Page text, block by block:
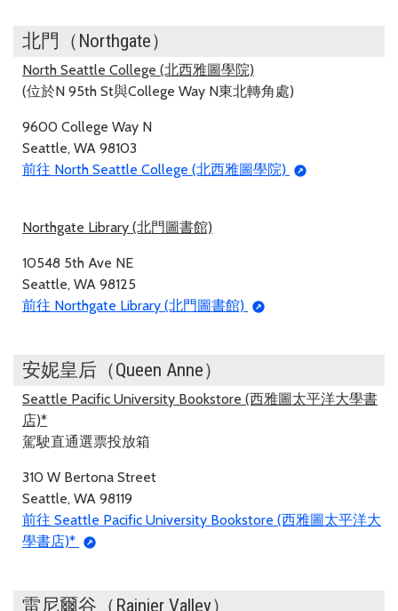
北門（Northgate）
North Seattle College (北西雅圖學院)
(位於N 95th St與College Way N東北轉角處)
9600 College Way N
Seattle, WA 98103
前往 North Seattle College (北西雅圖學院)
Northgate Library (北門圖書館)
10548 5th Ave NE
Seattle, WA 98125
前往 Northgate Library (北門圖書館)
安妮皇后（Queen Anne）
Seattle Pacific University Bookstore (西雅圖太平洋大學書
店)*
駕駛直通選票投放箱
310 W Bertona Street
Seattle, WA 98119
前往 Seattle Pacific University Bookstore (西雅圖太平洋大
學書店)*
雷尼爾谷（Rainier Valley）